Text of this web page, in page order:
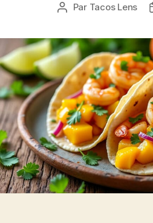
Auteur
Par Tacos Lens